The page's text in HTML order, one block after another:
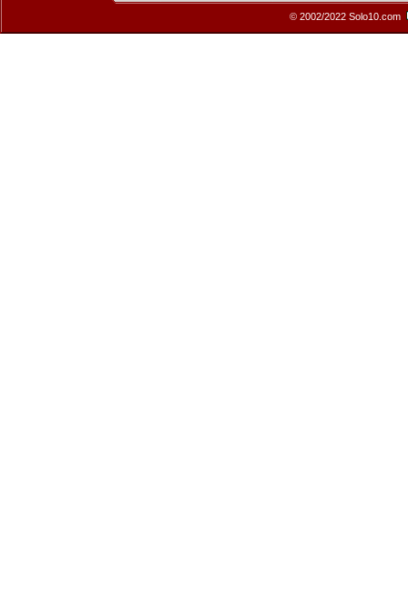
© 2002/2022 Solo10.com